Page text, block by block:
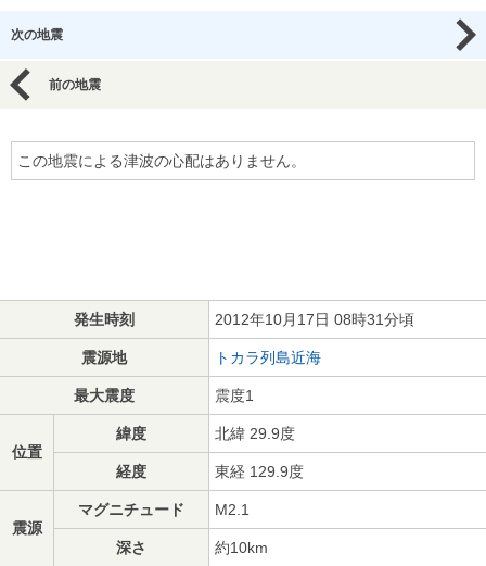
次の地震
前の地震
この地震による津波の心配はありません。
発生時刻 2012年10月17日 08時31分頃
震源地 トカラ列島近海
最大震度 震度1
位置
緯度 北緯 29.9度
経度 東経 129.9度
震源
マグニチュード M2.1
深さ 約10km